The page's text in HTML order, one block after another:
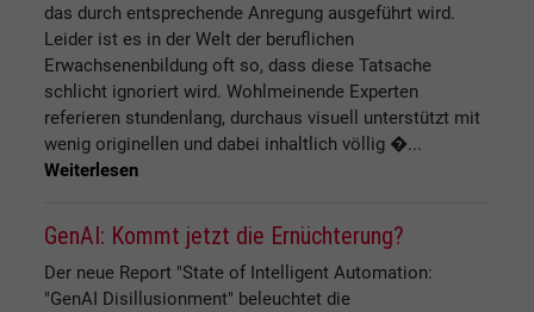
das durch entsprechende Anregung ausgeführt wird.
Leider ist es in der Welt der beruflichen
Erwachsenenbildung oft so, dass diese Tatsache
schlicht ignoriert wird. Wohlmeinende Experten
referieren stundenlang, durchaus visuell unterstützt mit
wenig originellen und dabei inhaltlich völlig �...
Weiterlesen
GenAI: Kommt jetzt die Ernüchterung?
Der neue Report "State of Intelligent Automation:
"GenAI Disillusionment" beleuchtet die